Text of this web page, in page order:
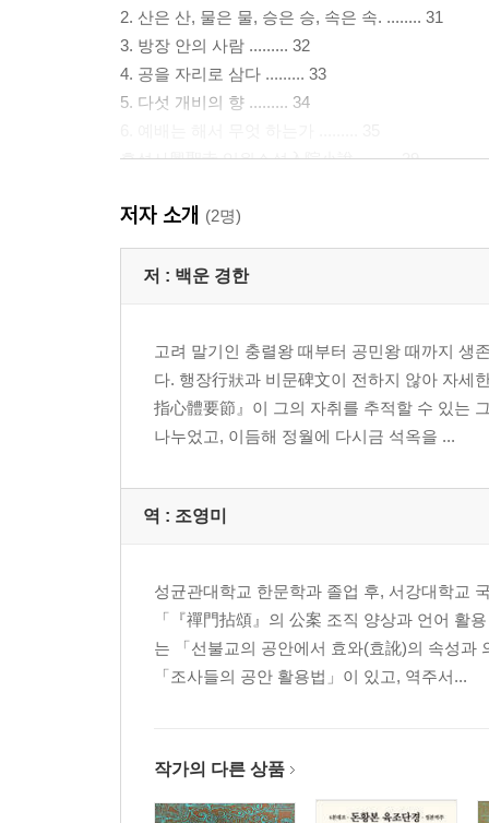
2. 산은 산, 물은 물, 승은 승, 속은 속. ........ 31
3. 방장 안의 사람 ......... 32
4. 공을 자리로 삼다 ......... 33
5. 다섯 개비의 향 ......... 34
흥성사興聖寺 입원소설入院小說 ......... 39
2. 몸이 없어야 크다 ......... 40
3. 색과 소리와 언어를 떠나지 마라 ......... 41
4. 무엇이라 불러야 할까 ......... 43
7. 같은가, 다른가 ......... 48
8. 이승二乘은 진실하지 않다 ......... 51
9. 제호醍?와 독약 ......... 52
10. 향상하는 근본적인 한마디 ......... 53
13. 불은佛恩에 보답한다는 의미 ......... 57
15. 벙어리가 법을 설하고 귀머거리가 듣네 .........
16. 깨달음의 실마리 ......... 61
17. 무엇을 천당이라 하고, 무엇을 지옥이라 하겠는
18. 큰 바다는 작은 물줄기도 사양치 않는다 .........
22. 순임금의 덕과 요임금의 인을 알아 무엇 하랴
23. 가고 오는 법이란 없다 ......... 68
저자 소개 (2명)
저 : 백운 경한
고려 말기인 충렬왕 때부터 공민왕 때까지 생
다. 행장行狀과 비문碑文이 전하지 않아 자세
指心體要節』이 그의 자취를 추적할 수 있는
나누었고, 이듬해 정월에 다시금 석옥을 ...
역 : 조영미
성균관대학교 한문학과 졸업 후, 서강대학교
「『禪門拈頌』의 公案 조직 양상과 언어 활
는 「선불교의 공안에서 효와(효訛)의 속성과
「조사들의 공안 활용법」이 있고, 역주서...
작가의 다른 상품